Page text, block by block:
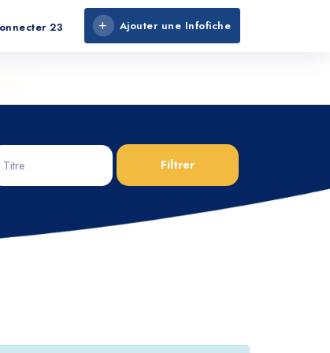
23 Ajouter une Infofiche
Filtrer